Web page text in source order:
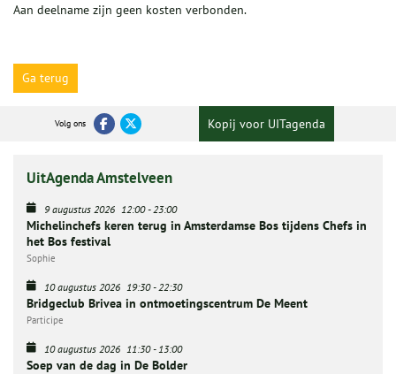
Aan deelname zijn geen kosten verbonden.
Ga terug
Volg ons Kopij voor UITagenda
UitAgenda Amstelveen
9 augustus 2026 12:00- 23:00
Michelinchefs keren terug in Amsterdamse Bos tijdens Chefs in
het Bos festival
Sophie
10 augustus 2026 19:30- 22:30
Bridgeclub Brivea in ontmoetingscentrum De Meent
Participe
10 augustus 2026 11:30- 13:00
Soep van de dag in De Bolder